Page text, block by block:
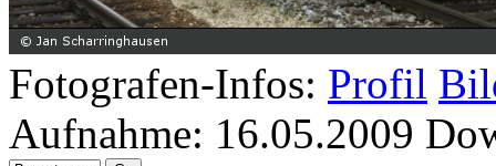
Fotografen-Infos: Profil
Aufnahme: 16.05.2009